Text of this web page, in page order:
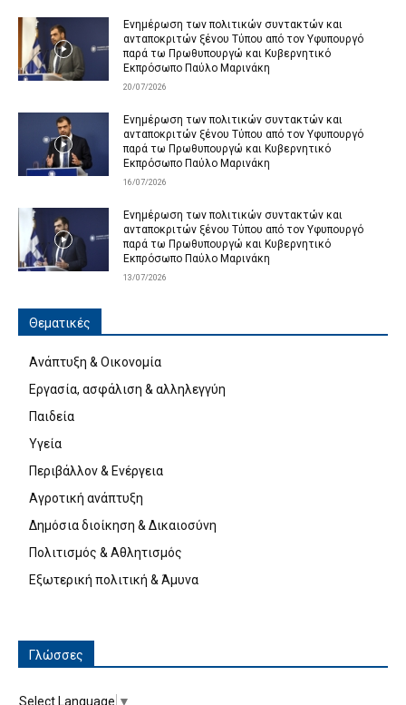
Ενημέρωση των πολιτικών συντακτών και
ανταποκριτών ξένου Τύπου από τον Υφυπουργό
παρά τω Πρωθυπουργώ και Κυβερνητικό
Εκπρόσωπο Παύλο Μαρινάκη
20/07/2026
Ενημέρωση των πολιτικών συντακτών και
ανταποκριτών ξένου Τύπου από τον Υφυπουργό
παρά τω Πρωθυπουργώ και Κυβερνητικό
Εκπρόσωπο Παύλο Μαρινάκη
16/07/2026
Ενημέρωση των πολιτικών συντακτών και
ανταποκριτών ξένου Τύπου από τον Υφυπουργό
παρά τω Πρωθυπουργώ και Κυβερνητικό
Εκπρόσωπο Παύλο Μαρινάκη
13/07/2026
Θεματικές
Ανάπτυξη & Οικονομία
Εργασία, ασφάλιση & αλληλεγγύη
Παιδεία
Υγεία
Περιβάλλον & Ενέργεια
Αγροτική ανάπτυξη
Δημόσια διοίκηση & Δικαιοσύνη
Πολιτισμός & Αθλητισμός
Εξωτερική πολιτική & Άμυνα
Γλώσσες
Select Language ▼